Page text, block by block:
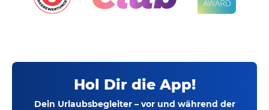
Hol Dir die App!
Dein Urlaubsbegleiter – vor und während der